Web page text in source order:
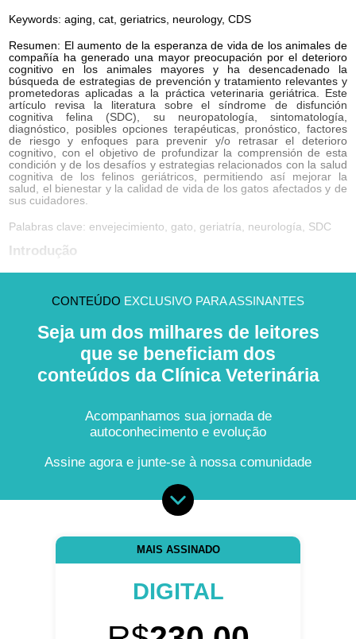
Keywords: aging, cat, geriatrics, neurology, CDS
Resumen: El aumento de la esperanza de vida de los animales de
compañía ha generado una mayor preocupación por el deterioro
cognitivo en los animales mayores y ha desencadenado la
búsqueda de estrategias de prevención y tratamiento relevantes y
prometedoras aplicadas a la práctica veterinaria geriátrica. Este
artículo revisa la literatura sobre el síndrome de disfunción
cognitiva felina (SDC), su neuropatología, sintomatología,
diagnóstico, posibles opciones terapéuticas, pronóstico, factores
de riesgo y enfoques para prevenir y/o retrasar el deterioro
cognitivo, con el objetivo de profundizar la comprensión de esta
condición y de los desafíos y estrategias relacionados con la salud
cognitiva de los felinos geriátricos, permitiendo así mejorar la
salud, el bienestar y la calidad de vida de los gatos afectados y de
sus cuidadores.
Palabras clave: envejecimiento, gato, geriatría, neurología, SDC
Introdução
CONTEÚDO EXCLUSIVO PARA ASSINANTES
Seja um dos milhares de leitores
que se beneficiam dos
conteúdos da Clínica Veterinária
Acompanhamos sua jornada de
autoconhecimento e evolução
Assine agora e junte-se à nossa comunidade
MAIS ASSINADO
DIGITAL